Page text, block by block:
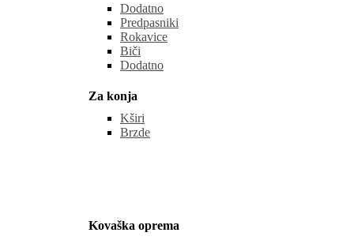
Dodatno
Predpasniki
Rokavice
Biči
Dodatno
Za konja
Kširi
Brzde
Kovaška oprema